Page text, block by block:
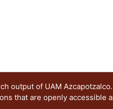
output of UAM
that are openly accessible